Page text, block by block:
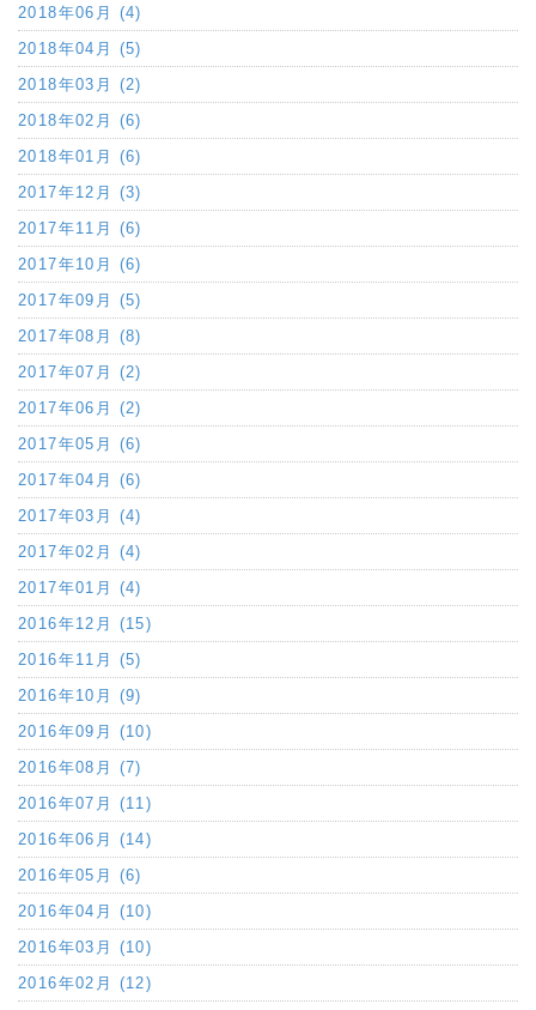
2018年06月 (4)
2018年04月 (5)
2018年03月 (2)
2018年02月 (6)
2018年01月 (6)
2017年12月 (3)
2017年11月 (6)
2017年10月 (6)
2017年09月 (5)
2017年08月 (8)
2017年07月 (2)
2017年06月 (2)
2017年05月 (6)
2017年04月 (6)
2017年03月 (4)
2017年02月 (4)
2017年01月 (4)
2016年12月 (15)
2016年11月 (5)
2016年10月 (9)
2016年09月 (10)
2016年08月 (7)
2016年07月 (11)
2016年06月 (14)
2016年05月 (6)
2016年04月 (10)
2016年03月 (10)
2016年02月 (12)